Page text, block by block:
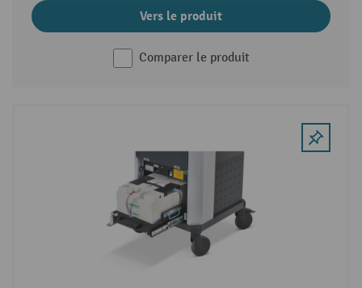
Vers le produit
Comparer le produit